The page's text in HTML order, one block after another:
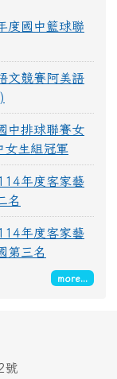
度國中籃球聯
文競賽阿美語
中排球聯賽女
女生組冠軍
年度客家藝
名
年度客家藝
第三名
more...
號